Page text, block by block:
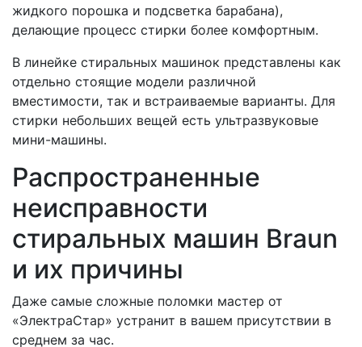
жидкого порошка и подсветка барабана),
делающие процесс стирки более комфортным.
В линейке стиральных машинок представлены как
отдельно стоящие модели различной
вместимости, так и встраиваемые варианты. Для
стирки небольших вещей есть ультразвуковые
мини-машины.
Распространенные
неисправности
стиральных машин Braun
и их причины
Даже самые сложные поломки мастер от
«ЭлектраСтар» устранит в вашем присутствии в
среднем за час.